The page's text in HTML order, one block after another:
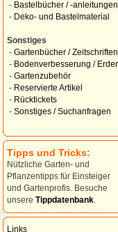
- Bastelbücher / -anleitungen
- Deko- und Bastelmaterial
Sonstiges
- Gartenbücher / Zeitschriften
- Bodenverbesserung /
- Gartenzubehör
- Reservierte Artikel
- Rücktickets
- Sonstiges / Suchanfragen
Tipps und Tricks:
Nützliche Garten- und
Pflanzentipps für Einsteiger
und Gartenprofis. Besuche
unsere Tippdatenbank
Links